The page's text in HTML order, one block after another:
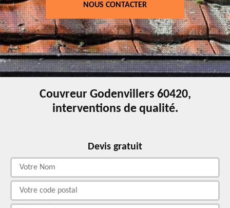
NOUS CONTACTER
Couvreur Godenvillers 60420,
interventions de qualité.
Devis gratuit